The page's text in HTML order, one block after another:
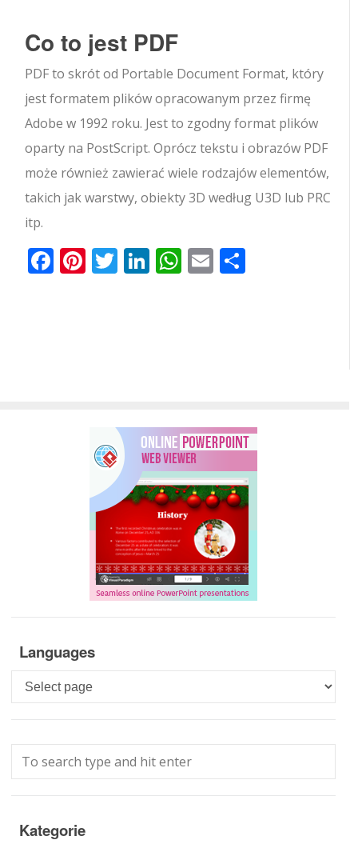
Co to jest PDF
PDF to skrót od Portable Document Format, który
jest formatem plików opracowanym przez firmę
Adobe w 1992 roku. Jest to zgodny format plików
oparty na PostScript. Oprócz tekstu i obrazów PDF
może również zawierać wiele rodzajów elementów,
takich jak warstwy, obiekty 3D według U3D lub PRC
itp.
Facebook
Pinterest
Twitter
LinkedIn
WhatsApp
Email
Languages
Languages
Kategorie